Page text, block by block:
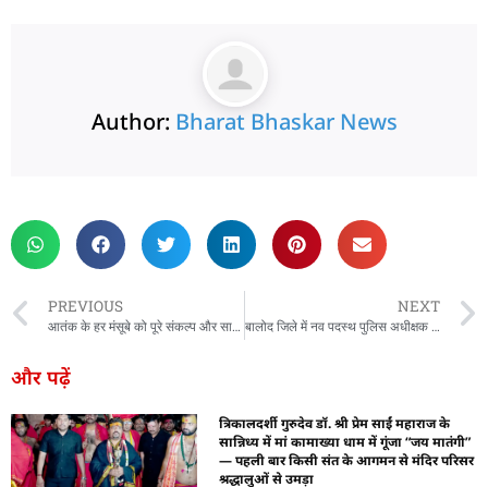
Author: Bharat Bhaskar News
PREVIOUS
आतंक के हर मंसूबे को पूरे संकल्प और साहस से परास्त करेंगेः मंत्री टंक राम वर्मा
NEXT
बालोद जिले में नव पदस्थ पुलिस अधीक्षक योगेश कुमार पटेल ने किया पदभार ग्रहण।
और पढ़ें
त्रिकालदर्शी गुरुदेव डॉ. श्री प्रेम साईं महाराज के
सान्निध्य में मां कामाख्या धाम में गूंजा “जय मातंगी”
— पहली बार किसी संत के आगमन से मंदिर परिसर
श्रद्धालुओं से उमड़ा